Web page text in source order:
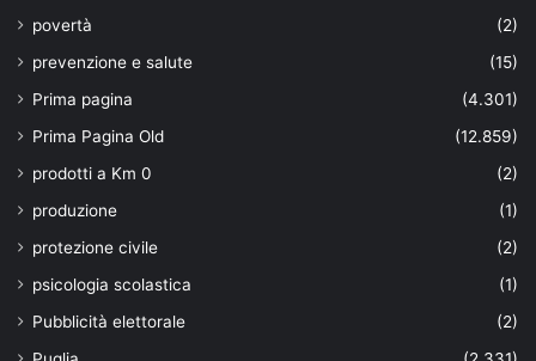
povertà
(2)
prevenzione e salute
(15)
Prima pagina
(4.301)
Prima Pagina Old
(12.859)
prodotti a Km 0
(2)
produzione
(1)
protezione civile
(2)
psicologia scolastica
(1)
Pubblicità elettorale
(2)